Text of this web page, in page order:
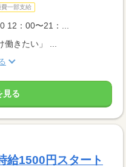
費一部支給
12：00〜21：...
働きたい」 ...
見る
1500円スタート